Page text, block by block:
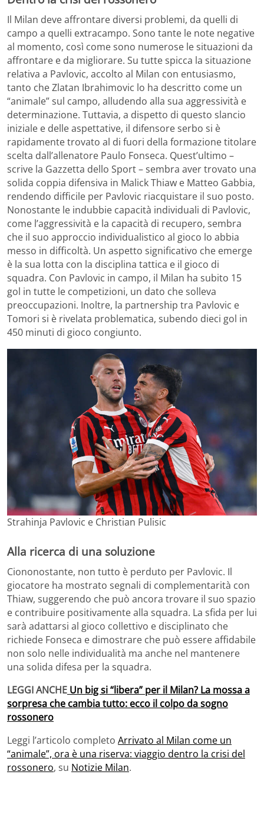
Il Milan deve affrontare diversi problemi, da quelli di
campo a quelli extracampo. Sono tante le note negative
al momento, così come sono numerose le situazioni da
affrontare e da migliorare. Su tutte spicca la situazione
relativa a Pavlovic, accolto al Milan con entusiasmo,
tanto che Zlatan Ibrahimovic lo ha descritto come un
“animale” sul campo, alludendo alla sua aggressività e
determinazione. Tuttavia, a dispetto di questo slancio
iniziale e delle aspettative, il difensore serbo si è
rapidamente trovato al di fuori della formazione titolare
scelta dall’allenatore Paulo Fonseca. Quest’ultimo –
scrive la Gazzetta dello Sport – sembra aver trovato una
solida coppia difensiva in Malick Thiaw e Matteo Gabbia,
rendendo difficile per Pavlovic riacquistare il suo posto.
Nonostante le indubbie capacità individuali di Pavlovic,
come l’aggressività e la capacità di recupero, sembra
che il suo approccio individualistico al gioco lo abbia
messo in difficoltà. Un aspetto significativo che emerge
è la sua lotta con la disciplina tattica e il gioco di
squadra. Con Pavlovic in campo, il Milan ha subito 15
gol in tutte le competizioni, un dato che solleva
preoccupazioni. Inoltre, la partnership tra Pavlovic e
Tomori si è rivelata problematica, subendo dieci gol in
450 minuti di gioco congiunto.
Strahinja Pavlovic e Christian Pulisic
Alla ricerca di una soluzione
Ciononostante, non tutto è perduto per Pavlovic. Il
giocatore ha mostrato segnali di complementarità con
Thiaw, suggerendo che può ancora trovare il suo spazio
e contribuire positivamente alla squadra. La sfida per lui
sarà adattarsi al gioco collettivo e disciplinato che
richiede Fonseca e dimostrare che può essere affidabile
non solo nelle individualità ma anche nel mantenere
una solida difesa per la squadra.
LEGGI ANCHE Un big si “libera” per il Milan? La mossa a
sorpresa che cambia tutto: ecco il colpo da sogno
rossonero
Leggi l’articolo completo Arrivato al Milan come un
“animale”, ora è una riserva: viaggio dentro la crisi del
rossonero, su Notizie Milan.